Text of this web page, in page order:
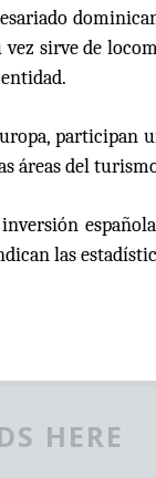
sirve de
participan
áreas del
las
HERE